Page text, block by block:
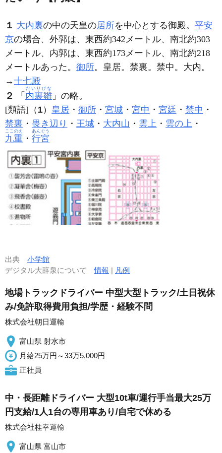
１ 大内裏の中の天皇の居所を中心とする御殿。 平安
京の場合、外郭は、東西約342メートル、南北約303
メートル、内郭は、東西約173メートル、南北約218
メートルあった。 御所。皇居。禁裏。禁中。大内。
→十七殿
２
「 内裏雛
だいりびな
」の略。
[類語]（ 1） 皇居 ・ 御所 ・ 宮城 ・ 宮中 ・ 宮廷 ・ 禁中 ・
禁裏 ・ 畏き辺り ・ 王城 ・ 大内山 ・ 雲上 ・ 雲の上 ・
九重
ここのえ
・ 行宮
あんぐう
出典 小学館
デジタル大辞泉について情報 | 凡例
地場トラックドライバー 中型大型トラック/土日祝休
み/免許取得費用負担/学歴・経験不問
株式会社朝日運輸
富山県 射水市
月給25万円～33万5,000円
正社員
中・長距離ドライバー 大型10t車/運行手当最大25万
円支給/1人1台の専用車あり/自宅で休める
株式会社桂幸運輸
富山県 富山市